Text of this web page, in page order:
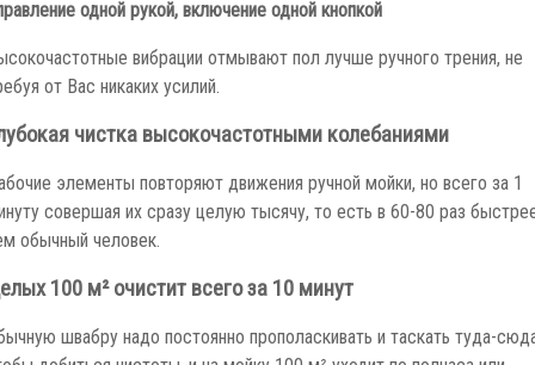
одной рукой, включение одной кнопкой
вибрации отмывают пол лучше ручного трения, не
от Вас никаких усилий.
чистка высокочастотными колебаниями
элементы повторяют движения ручной мойки, но всего за 1
совершая их сразу целую тысячу, то есть в 60-80 раз
обычный человек.
100 м² очистит всего за 10 минут
швабру надо постоянно прополаскивать и таскать туда-